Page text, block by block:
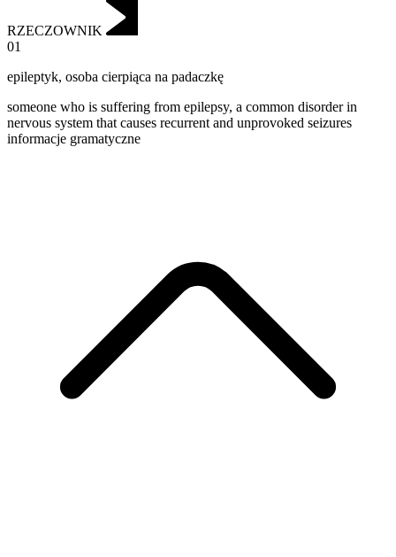
RZECZOWNIK
01
epileptyk, osoba cierpiąca na padaczkę
someone who is suffering from epilepsy, a common disorder in
nervous system that causes recurrent and unprovoked seizures
informacje gramatyczne